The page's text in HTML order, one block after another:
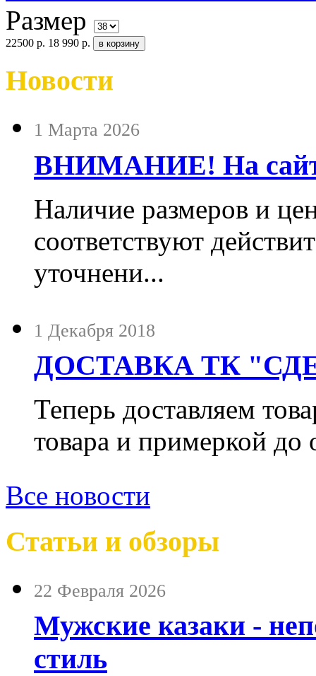
Размер
22500 р. 18 990 р.
Новости
1 Марта 2026
ВНИМАНИЕ! На сайте
Наличие размеров и
соответствуют
уточнени...
1 Декабря 2018
ДОСТАВКА ТК
Теперь доставляем
товара и примеркой
Все новости
Статьи и обзоры
22 Февраля 2026
Мужские казаки -
стиль